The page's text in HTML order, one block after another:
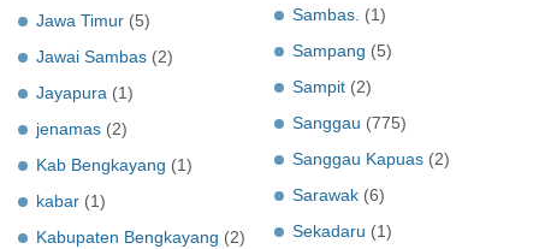
Jawa Timur (5)
Jawai Sambas (2)
Jayapura (1)
jenamas (2)
Kab Bengkayang (1)
kabar (1)
Kabupaten Bengkayang (2)
Sambas. (1)
Sampang (5)
Sampit (2)
Sanggau (775)
Sanggau Kapuas (2)
Sarawak (6)
Sekadaru (1)